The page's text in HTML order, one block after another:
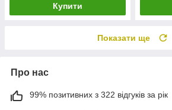
Купити
Показати ще
Про нас
99% позитивних з 322 відгуків за рік